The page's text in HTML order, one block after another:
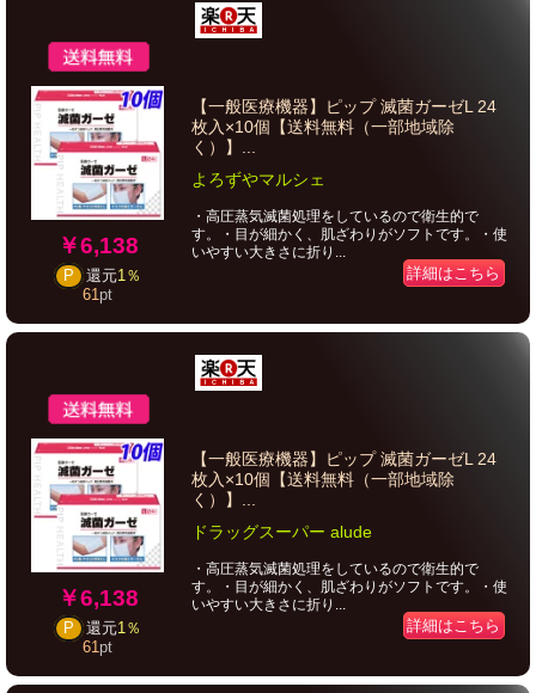
￥6,138
P 還元1％
61pt
【一般医療機器】ピップ 滅菌ガーゼL 24
枚入×10個【送料無料（一部地域除
く）】...
よろずやマルシェ
・高圧蒸気滅菌処理をしているので衛生的で
す。・目が細かく、肌ざわりがソフトです。・使
いやすい大きさに折り...
詳細はこちら
￥6,138
P 還元1％
61pt
【一般医療機器】ピップ 滅菌ガーゼL 24
枚入×10個【送料無料（一部地域除
く）】...
ドラッグスーパー alude
・高圧蒸気滅菌処理をしているので衛生的で
す。・目が細かく、肌ざわりがソフトです。・使
いやすい大きさに折り...
詳細はこちら